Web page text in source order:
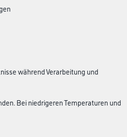
während Verarbeitung und
Bei niedrigeren Temperaturen und